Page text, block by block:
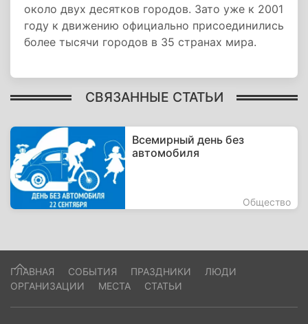
около двух десятков городов. Зато уже к 2001
году к движению официально присоединились
более тысячи городов в 35 странах мира.
СВЯЗАННЫЕ СТАТЬИ
Всемирный день без
автомобиля
Общество
ГЛАВНАЯ СОБЫТИЯ ПРАЗДНИКИ
ЛЮДИ
ОРГАНИЗАЦИИ
МЕСТА СТАТЬИ